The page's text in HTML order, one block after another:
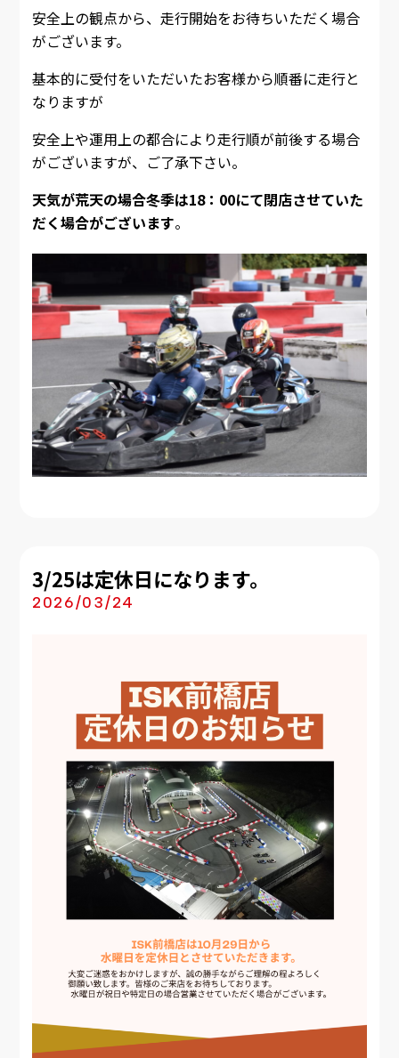
安全上の観点から、走行開始をお待ちいただく場合
がございます。
基本的に受付をいただいたお客様から順番に走行と
なりますが
安全上や運用上の都合により走行順が前後する場合
がございますが、ご了承下さい。
天気が荒天の場合冬季は18：00にて閉店させていた
だく場合がございます。
3/25は定休日になります。
2026/03/24